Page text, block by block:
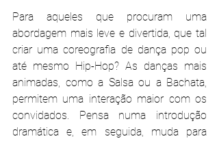
Para aqueles que procuram uma
abordagem mais leve e divertida, que tal
criar uma coreografia de dança pop ou
até mesmo Hip-Hop? As danças mais
animadas, como a Salsa ou a Bachata,
permitem uma interação maior com os
convidados. Pensa numa introdução
dramática e, em seguida, muda para